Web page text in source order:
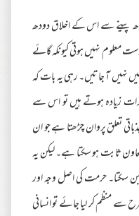
پینے سے اس کے اخلاق دودھ
معلوم نہیں ہوتی کیونکہ گائے
نہیں آ جاتیں۔ رہی یہ بات کہ
زیادہ ہوتے ہیں تو اس سے
تعلق پروان چڑھتا ہے جو ان
ثابت ہو سکتا ہے۔ لیکن یہ
سکتا۔ حرمت کی اصل وجہ اور
منظم کر لیا جائے تو انسانی